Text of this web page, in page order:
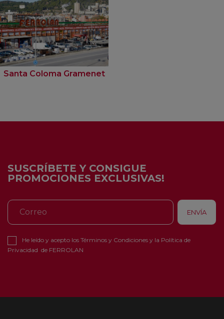
Santa Coloma Gramenet
SUSCRÍBETE Y CONSIGUE
PROMOCIONES EXCLUSIVAS!
He leído y acepto los Términos y Condiciones y la Política de
Privacidad de FERROLAN